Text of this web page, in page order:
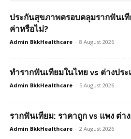
ประกันสุขภาพครอบคลุมรากฟันเ
ค่าหรือไม่?
Admin BkkHealthcare - 8 August 2026
ทำรากฟันเทียมในไทย vs ต่างประ
Admin BkkHealthcare - 5 August 2026
รากฟันเทียม: ราคาถูก vs แพง ต่า
Admin BkkHealthcare - 2 August 2026